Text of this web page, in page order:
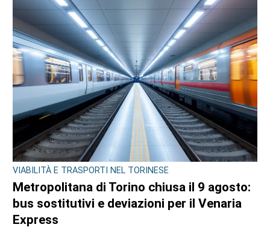
VIABILITÀ E TRASPORTI NEL TORINESE
Metropolitana di Torino chiusa il 9 agosto:
bus sostitutivi e deviazioni per il Venaria
Express